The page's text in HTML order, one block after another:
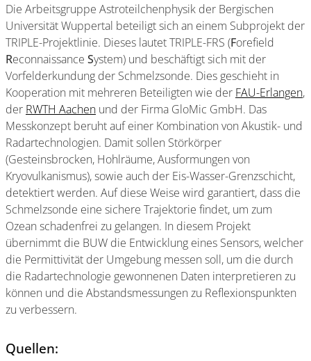
Die Arbeitsgruppe Astroteilchenphysik der Bergischen
Universität Wuppertal beteiligt sich an einem Subprojekt der
TRIPLE-Projektlinie. Dieses lautet TRIPLE-FRS (Forefield
Reconnaissance System) und beschäftigt sich mit der
Vorfelderkundung der Schmelzsonde. Dies geschieht in
Kooperation mit mehreren Beteiligten wie der FAU-Erlangen,
der RWTH Aachen und der Firma GloMic GmbH. Das
Messkonzept beruht auf einer Kombination von Akustik- und
Radartechnologien. Damit sollen Störkörper
(Gesteinsbrocken, Hohlräume, Ausformungen von
Kryovulkanismus), sowie auch der Eis-Wasser-Grenzschicht,
detektiert werden. Auf diese Weise wird garantiert, dass die
Schmelzsonde eine sichere Trajektorie findet, um zum
Ozean schadenfrei zu gelangen. In diesem Projekt
übernimmt die BUW die Entwicklung eines Sensors, welcher
die Permittivität der Umgebung messen soll, um die durch
die Radartechnologie gewonnenen Daten interpretieren zu
können und die Abstandsmessungen zu Reflexionspunkten
zu verbessern.
Quellen: